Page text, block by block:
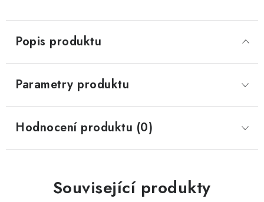
Popis produktu
Parametry produktu
Hodnocení produktu (0)
Související produkty